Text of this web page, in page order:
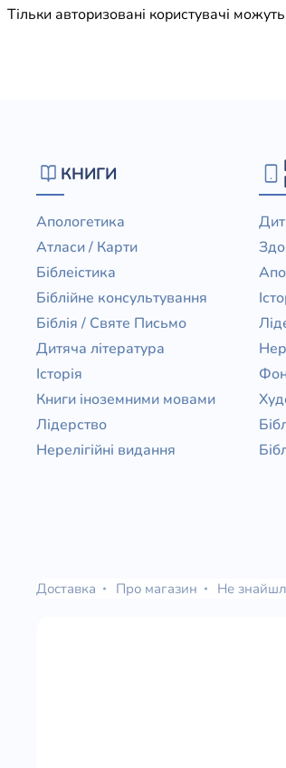
Тільки авторизовані користувачі
КНИГИ
Апологетика
Атласи / Карти
Біблеістика
Біблійне консультування
Біблія / Святе Письмо
Дитяча література
Історія
Книги іноземними мовами
Лідерство
Нерелігійні видання
Доставка Про магазин Не